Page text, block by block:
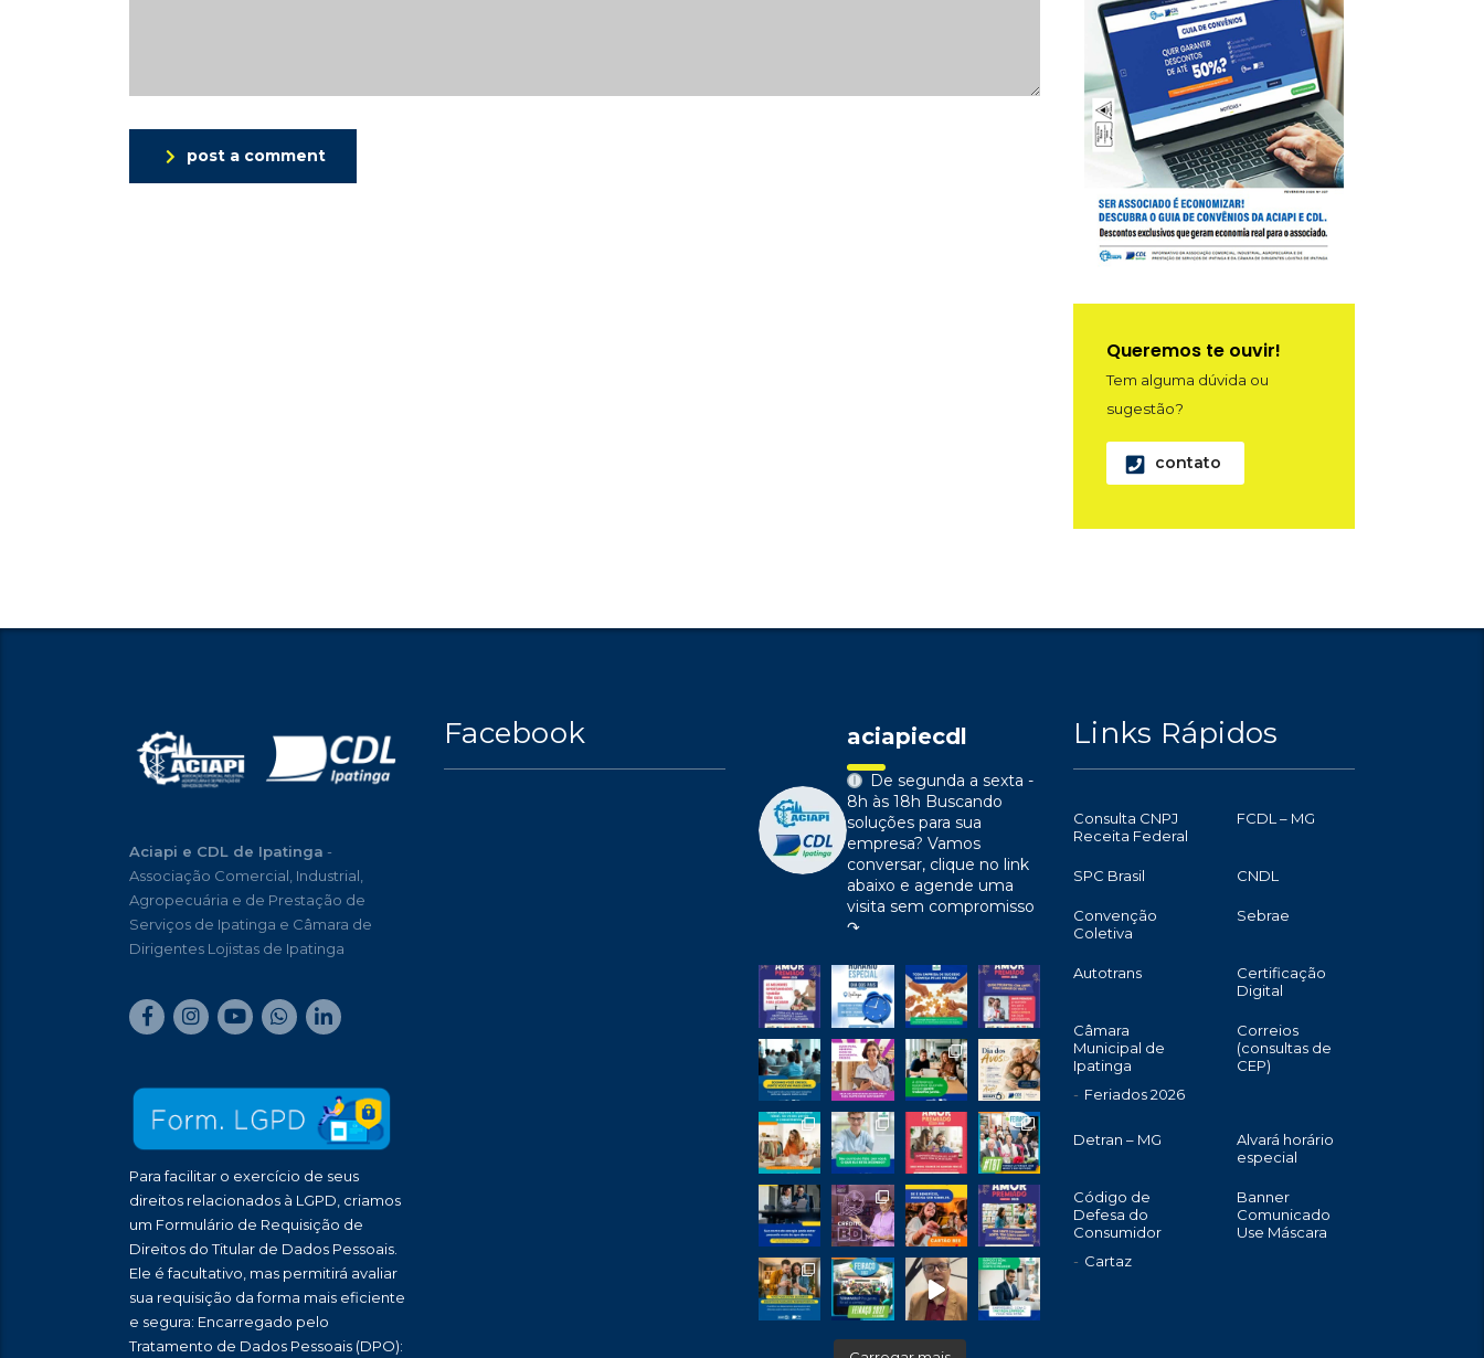
post a comment
Queremos te ouvir!
Tem alguma dúvida ou
sugestão?
contato
Aciapi e CDL de Ipatinga -
Associação Comercial, Industrial,
Agropecuária e de Prestação de
Serviços de Ipatinga e Câmara de
Dirigentes Lojistas de Ipatinga
Para facilitar o exercício de seus
direitos relacionados à LGPD, criamos
um Formulário de Requisição de
Direitos do Titular de Dados Pessoais.
Ele é facultativo, mas permitirá avaliar
sua requisição da forma mais eficiente
e segura: Encarregado pelo
Tratamento de Dados Pessoais (DPO):
Facebook aciapiecdl
De segunda a sexta -
8h às 18h Buscando
soluções para sua
empresa? Vamos
conversar, clique no link
abaixo e agende uma
visita sem compromisso
↷
Links Rápidos
Consulta CNPJ
Receita Federal
FCDL – MG
SPC Brasil CNDL
Convenção
Coletiva
Sebrae
Autotrans
Certificação
Digital
Câmara
Municipal de
Ipatinga
Feriados 2026
Correios
(consultas de
CEP)
Detran – MG
Alvará horário
especial
Código de
Defesa do
Consumidor
Cartaz
Banner
Comunicado
Use Máscara